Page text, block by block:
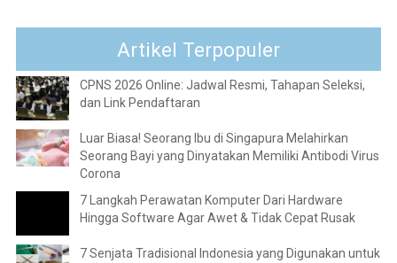
Artikel Terpopuler
CPNS 2026 Online: Jadwal Resmi, Tahapan Seleksi,
dan Link Pendaftaran
Luar Biasa! Seorang Ibu di Singapura Melahirkan
Seorang Bayi yang Dinyatakan Memiliki Antibodi Virus
Corona
7 Langkah Perawatan Komputer Dari Hardware
Hingga Software Agar Awet & Tidak Cepat Rusak
7 Senjata Tradisional Indonesia yang Digunakan untuk